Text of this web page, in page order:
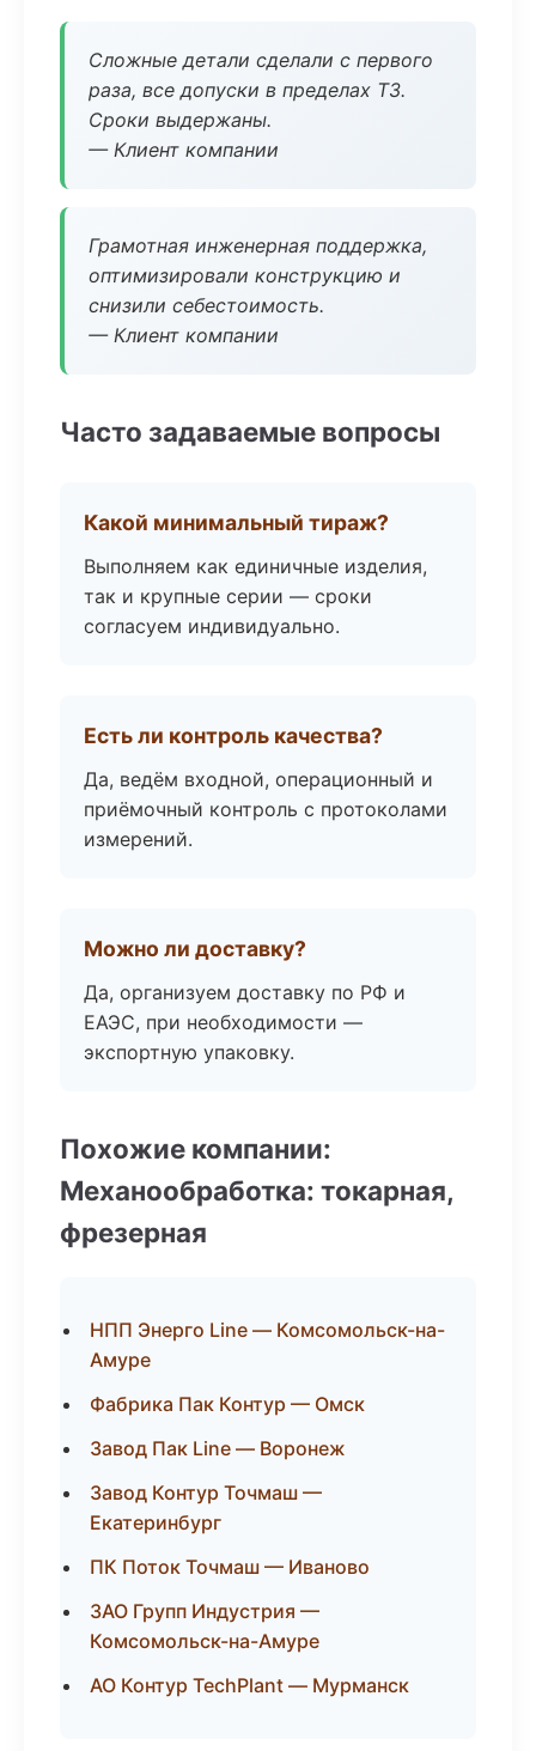
Сложные детали сделали с первого
раза, все допуски в пределах ТЗ.
Сроки выдержаны.
— Клиент компании
Грамотная инженерная поддержка,
оптимизировали конструкцию и
снизили себестоимость.
— Клиент компании
Часто задаваемые вопросы
Какой минимальный тираж?
Выполняем как единичные изделия,
так и крупные серии — сроки
согласуем индивидуально.
Есть ли контроль качества?
Да, ведём входной, операционный и
приёмочный контроль с протоколами
измерений.
Можно ли доставку?
Да, организуем доставку по РФ и
ЕАЭС, при необходимости —
экспортную упаковку.
Похожие компании:
Механообработка: токарная,
фрезерная
НПП Энерго Line — Комсомольск-на-
Амуре
Фабрика Пак Контур — Омск
Завод Пак Line — Воронеж
Завод Контур Точмаш —
Екатеринбург
ПК Поток Точмаш — Иваново
ЗАО Групп Индустрия —
Комсомольск-на-Амуре
АО Контур TechPlant — Мурманск